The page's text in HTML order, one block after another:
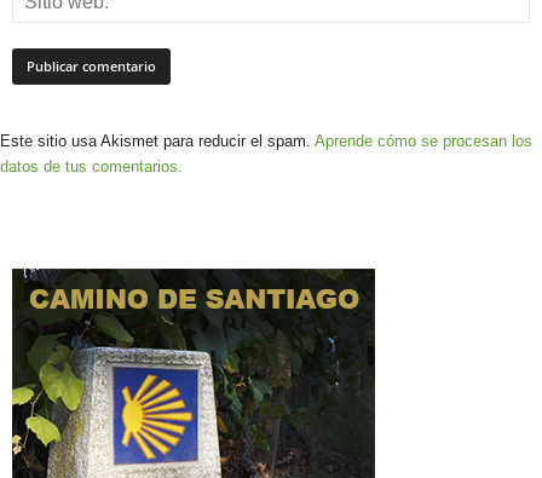
Este sitio usa Akismet para reducir el spam. Aprende cómo se procesan los
datos de tus comentarios.